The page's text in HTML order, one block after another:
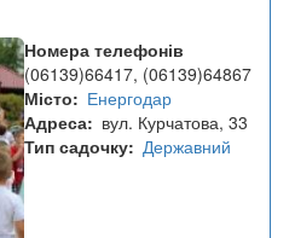
Номера телефонів
(06139)66417, (06139)64867
Місто
Енергодар
Адреса
вул. Курчатова, 33
Тип садочку Державний